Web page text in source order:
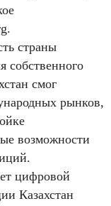
страны
собственного
смог
рынков,
возможности
цифровой
Казахстан